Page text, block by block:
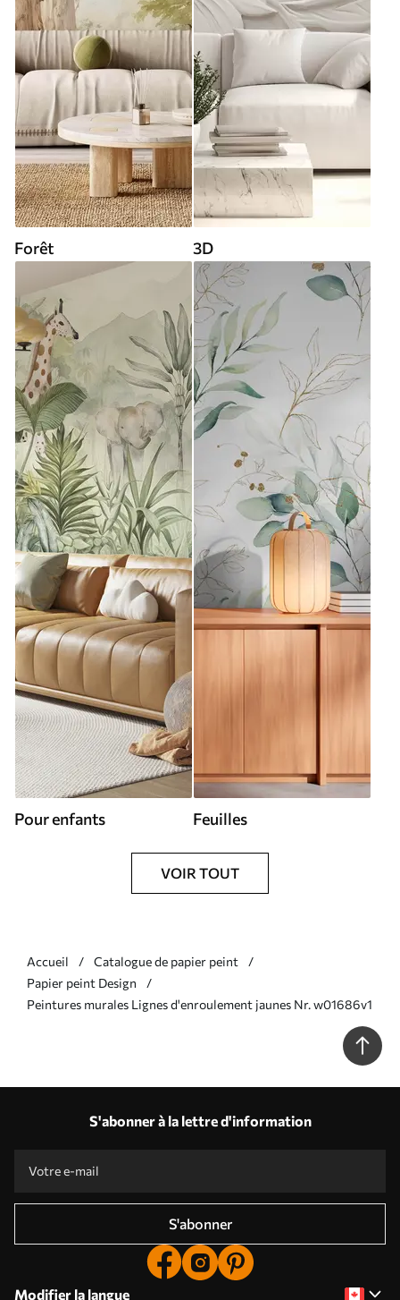
Forêt 3D
Pour enfants Feuilles
VOIR TOUT
Accueil
Catalogue de papier peint
Papier peint Design
Peintures murales Lignes d'enroulement jaunes Nr. w01686v1
S'abonner à la lettre d'information
S'abonner
Modifier la langue